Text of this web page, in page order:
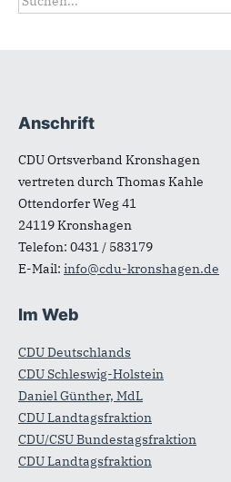
Suchformular
Fußbereich
Anschrift
CDU Ortsverband Kronshagen
vertreten durch Thomas Kahle
Ottendorfer Weg 41
24119Kronshagen
Telefon: 0431 / 583179
E-Mail: info@cdu-kronshagen.de
Im Web
CDU Deutschlands
CDU Schleswig-Holstein
Daniel Günther, MdL
CDU Landtagsfraktion
CDU/CSU Bundestagsfraktion
CDU Landtagsfraktion